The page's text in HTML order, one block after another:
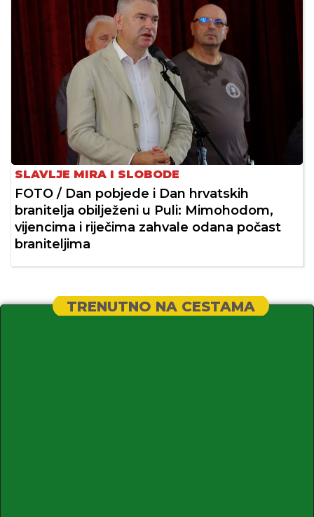
SLAVLJE MIRA I SLOBODE
FOTO / Dan pobjede i Dan hrvatskih
branitelja obilježeni u Puli: Mimohodom,
vijencima i riječima zahvale odana počast
braniteljima
TRENUTNO NA CESTAMA